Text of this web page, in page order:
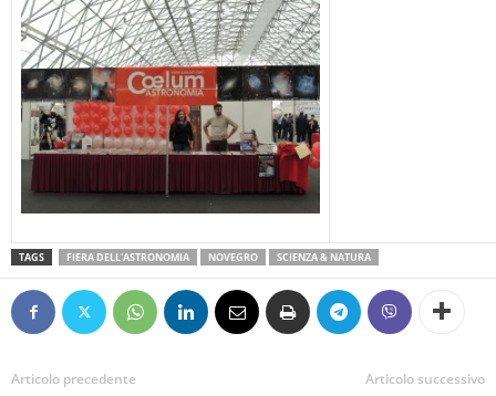
TAGS FIERA DELL'ASTRONOMIA NOVEGRO SCIENZA & NATURA
Articolo precedente Articolo successivo